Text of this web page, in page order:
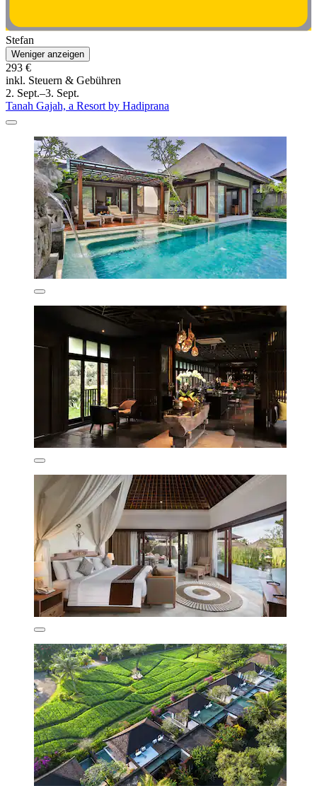
Stefan
Weniger anzeigen
293 €
inkl. Steuern & Gebühren
2. Sept.–3. Sept.
Tanah Gajah, a Resort by Hadiprana